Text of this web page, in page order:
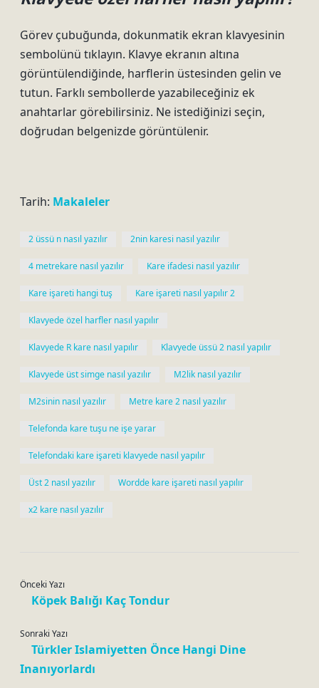
Görev çubuğunda, dokunmatik ekran klavyesinin
sembolünü tıklayın. Klavye ekranın altına
görüntülendiğinde, harflerin üstesinden gelin ve
tutun. Farklı sembollerde yazabileceğiniz ek
anahtarlar görebilirsiniz. Ne istediğinizi seçin,
doğrudan belgenizde görüntülenir.
Tarih: Makaleler
2 üssü n nasıl yazılır 2nin karesi nasıl yazılır
4 metrekare nasıl yazılır Kare ifadesi nasıl yazılır
Kare işareti hangi tuş Kare işareti nasıl yapılır 2
Klavyede özel harfler nasıl yapılır
Klavyede R kare nasıl yapılır Klavyede üssü 2 nasıl yapılır
Klavyede üst simge nasıl yazılır M2lik nasıl yazılır
M2sinin nasıl yazılır Metre kare 2 nasıl yazılır
Telefonda kare tuşu ne işe yarar
Telefondaki kare işareti klavyede nasıl yapılır
Üst 2 nasıl yazılır Wordde kare işareti nasıl yapılır
x2 kare nasıl yazılır
Önceki Yazı
Köpek Balığı Kaç Tondur
Sonraki Yazı
Türkler Islamiyetten Önce Hangi Dine
Inanıyorlardı